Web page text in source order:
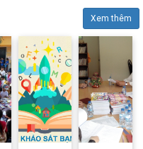
Xem thêm